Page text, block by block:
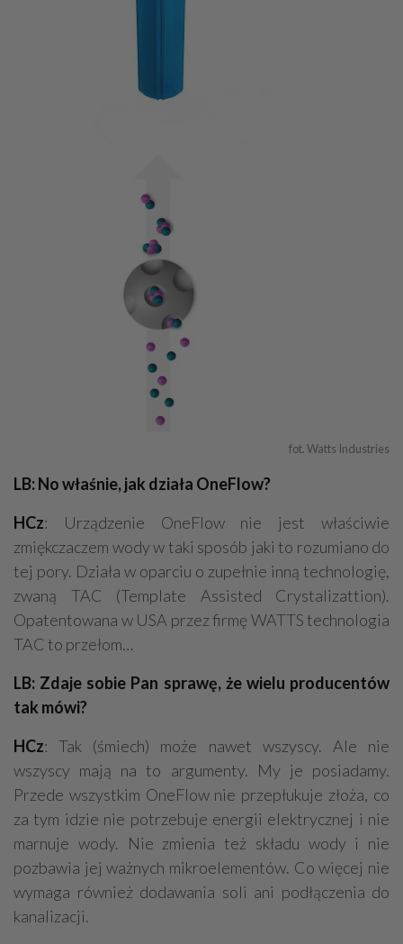
fot. Watts Industries
LB: No właśnie, jak działa OneFlow?
HCz: Urządzenie OneFlow nie jest właściwie
zmiękczaczem wody w taki sposób jaki to rozumiano do
tej pory. Działa w oparciu o zupełnie inną technologię,
zwaną TAC (Template Assisted Crystalizattion).
Opatentowana w USA przez firmę WATTS technologia
TAC to przełom…
LB: Zdaje sobie Pan sprawę, że wielu producentów
tak mówi?
HCz: Tak (śmiech) może nawet wszyscy. Ale nie
wszyscy mają na to argumenty. My je posiadamy.
Przede wszystkim OneFlow nie przepłukuje złoża, co
za tym idzie nie potrzebuje energii elektrycznej i nie
marnuje wody. Nie zmienia też składu wody i nie
pozbawia jej ważnych mikroelementów. Co więcej nie
wymaga również dodawania soli ani podłączenia do
kanalizacji.